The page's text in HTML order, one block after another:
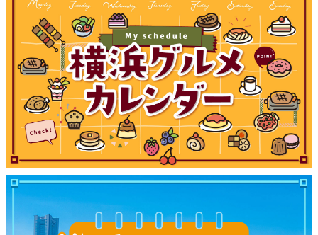
観光ガイド
ランキング